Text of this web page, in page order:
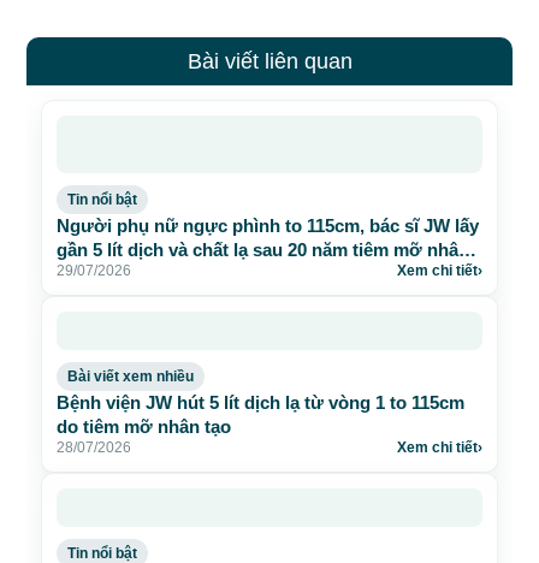
Bài viết liên quan
Tin nổi bật
Người phụ nữ ngực phình to 115cm, bác sĩ JW lấy
gần 5 lít dịch và chất lạ sau 20 năm tiêm mỡ nhân
tạo
29/07/2026 Xem chi tiết›
Bài viết xem nhiều
Bệnh viện JW hút 5 lít dịch lạ từ vòng 1 to 115cm
do tiêm mỡ nhân tạo
28/07/2026 Xem chi tiết›
Tin nổi bật